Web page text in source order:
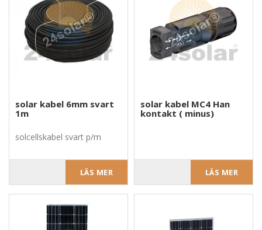
solar kabel 6mm svart
1m
solcellskabel svart p/m
LÄS MER
solar kabel MC4 Han
kontakt ( minus)
LÄS MER